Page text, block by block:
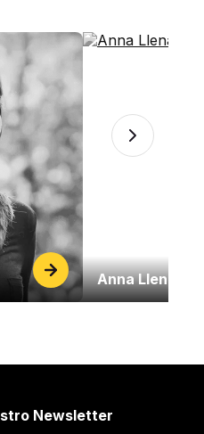
Anna Llenas
Newsletter